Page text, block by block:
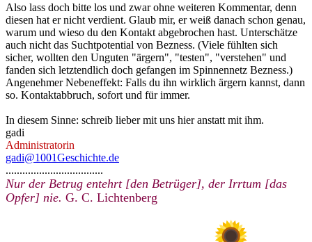
Also lass doch bitte los und zwar ohne weiteren Kommentar, denn
diesen hat er nicht verdient. Glaub mir, er weiß danach schon genau,
warum und wieso du den Kontakt abgebrochen hast. Unterschätze
auch nicht das Suchtpotential von Bezness. (Viele fühlten sich
sicher, wollten den Unguten "ärgern", "testen", "verstehen" und
fanden sich letztendlich doch gefangen im Spinnennetz Bezness.)
Angenehmer Nebeneffekt: Falls du ihn wirklich ärgern kannst, dann
so. Kontaktabbruch, sofort und für immer.
In diesem Sinne: schreib lieber mit uns hier anstatt mit ihm.
gadi
Administratorin
gadi@1001Geschichte.de
...................................
Nur der Betrug entehrt [den Betrüger], der Irrtum [das
Opfer] nie. G. C. Lichtenberg